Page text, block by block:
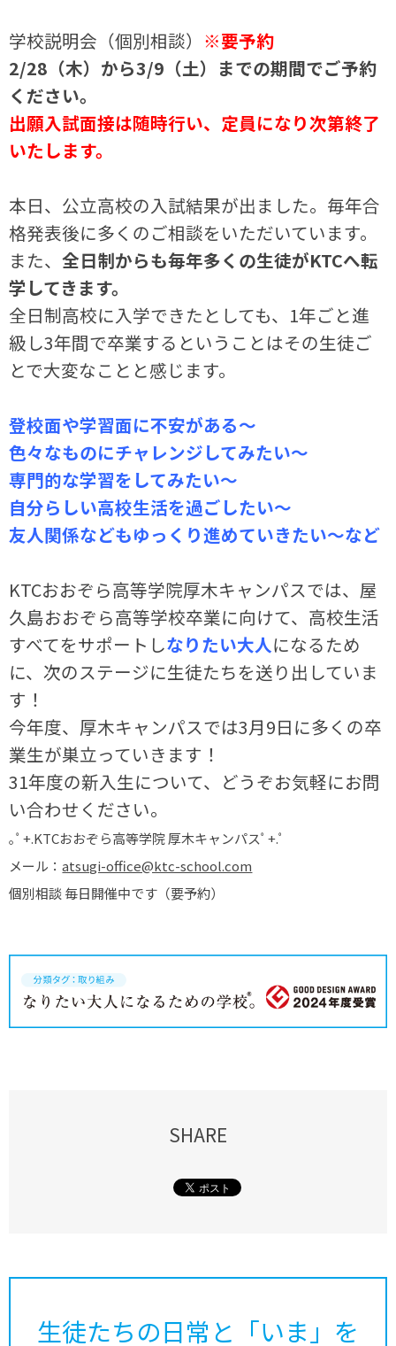
学校説明会（個別相談） ※要予約
2/28（木）から3/9（土）までの期間でご予約
ください。
出願入試面接は随時行い、定員になり次第終了
いたします。
本日、公立高校の入試結果が出ました。毎年合
格発表後に多くのご相談をいただいています。
また、全日制からも毎年多くの生徒がKTCへ転
学してきます。
全日制高校に入学できたとしても、1年ごと進
級し3年間で卒業するということはその生徒ご
とで大変なことと感じます。
登校面や学習面に不安がある～
色々なものにチャレンジしてみたい～
専門的な学習をしてみたい～
自分らしい高校生活を過ごしたい～
友人関係などもゆっくり進めていきたい～など
KTCおおぞら高等学院厚木キャンパスでは、屋
久島おおぞら高等学校卒業に向けて、高校生活
すべてをサポートしなりたい大人になるため
に、次のステージに生徒たちを送り出していま
す！
今年度、厚木キャンパスでは3月9日に多くの卒
業生が巣立っていきます！
31年度の新入生について、どうぞお気軽にお問
い合わせください。
｡ﾟ+.KTCおおぞら高等学院 厚木キャンパスﾟ+.ﾟ
メール：atsugi-office@ktc-school.com
個別相談 毎日開催中です（要予約）
SHARE
生徒たちの日常と「いま」を